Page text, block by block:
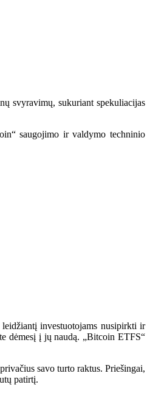
svyravimų, sukuriant spekuliacijas
saugojimo ir valdymo techninio
investuotojams nusipirkti ir
dėmesį į jų naudą. „Bitcoin ETFS“
savo turto raktus. Priešingai,
patirtį.